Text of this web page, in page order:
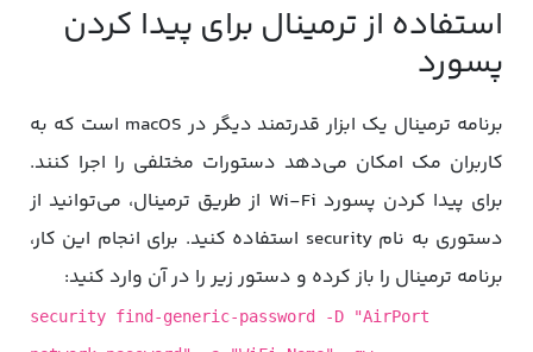
استفاده از ترمینال برای پیدا کردن
پسورد
برنامه ترمینال یک ابزار قدرتمند دیگر در macOS است که به
کاربران مک امکان می‌دهد دستورات مختلفی را اجرا کنند.
برای پیدا کردن پسورد Wi-Fi از طریق ترمینال، می‌توانید از
دستوری به نام security استفاده کنید. برای انجام این کار،
برنامه ترمینال را باز کرده و دستور زیر را در آن وارد کنید:
security find-generic-password -D "AirPort